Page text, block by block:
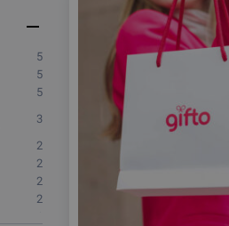
5
5
5
3
2
2
2
2